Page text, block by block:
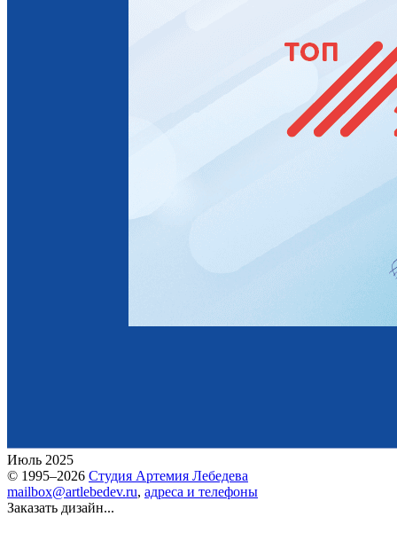
Июль 2025
© 1995–2026 Студия Артемия Лебедева
mailbox@artlebedev.ru, адреса и телефоны
Заказать дизайн...